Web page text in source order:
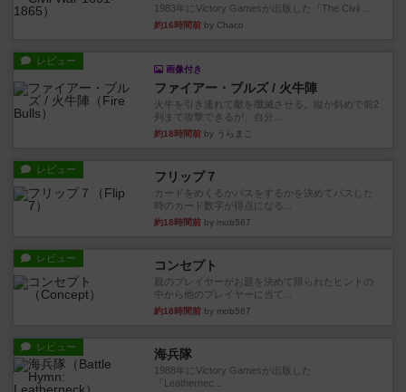
1983年にVictory Gamesが出版した『The Civil ...
約16時間前 by Chaco
レビュー
画像付き
ファイアー・ブルズ / 火牛陣
火牛を引き連れて敵を殲滅させる。縦か斜めで前2
列まで攻撃できるが、自分...
約18時間前 by うらまこ
レビュー フリップ７
カードをめくるかパスをするかを決めてパスした
時のカード数字が得点になる...
約18時間前 by mob567
レビュー コンセプト
親のプレイヤーがお題を決めて限られたヒントの
中から他のプレイヤーに当て...
約18時間前 by mob567
レビュー 海兵隊
1988年にVictory Gamesが出版した
『Leathernec...